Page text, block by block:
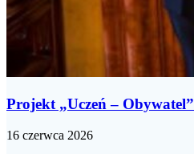
Projekt „Uczeń – Obywatel”
16 czerwca 2026